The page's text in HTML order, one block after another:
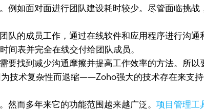
例如面对面进行团队建设耗时较少。尽管面临挑
队的成员工作，通过在线软件和应用程序进行沟
间表并完全在线交付给团队成员。
要找到减少沟通摩擦并提高工作效率的方法。所
技术复杂性而退缩——Zoho强大的技术存在来支持
然而多年来它的功能范围越来越广泛。项目管理工